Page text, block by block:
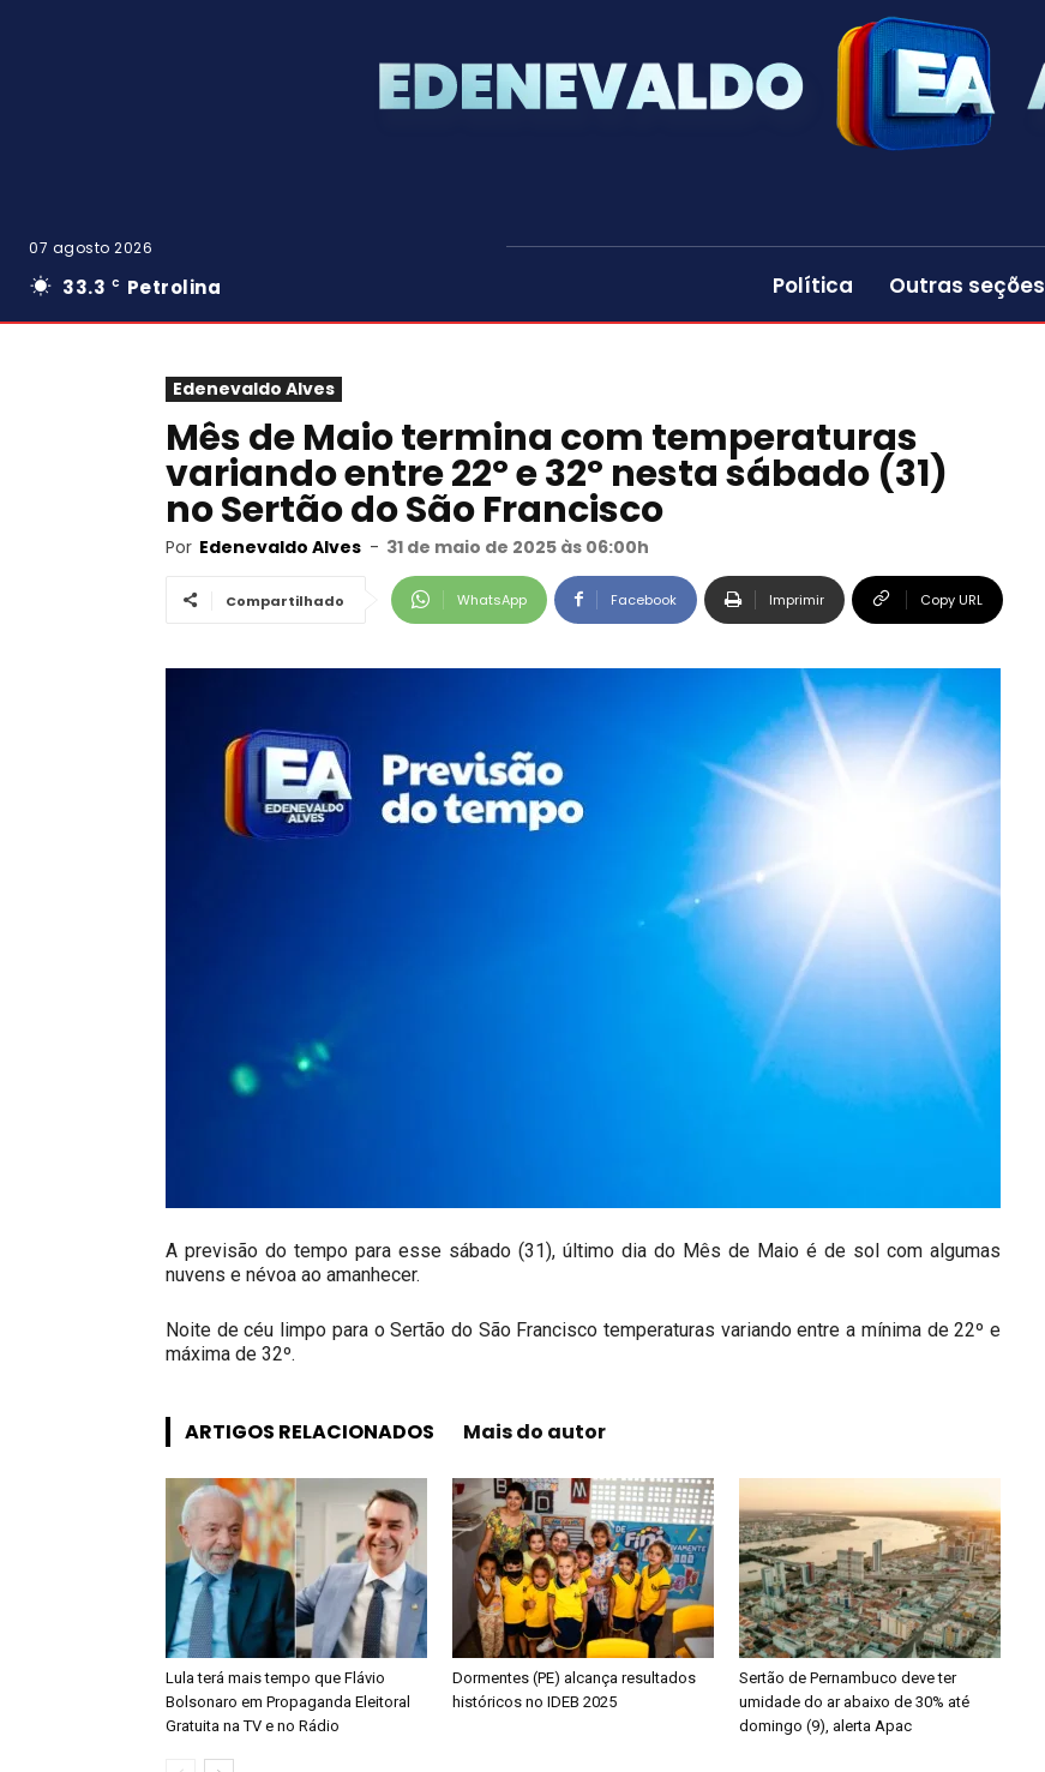
07 agosto 2026
33.3 C Petrolina Política Outras seções
Edenevaldo Alves
Mês de Maio termina com temperaturas
variando entre 22º e 32º nesta sábado (31)
no Sertão do São Francisco
Por Edenevaldo Alves - 31 de maio de 2025 às 06:00h
Compartilhado WhatsApp Facebook Imprimir Copy URL
A previsão do tempo para esse sábado (31), último dia do Mês de Maio é de sol com algumas
nuvens e névoa ao amanhecer.
Noite de céu limpo para o Sertão do São Francisco temperaturas variando entre a mínima de 22º e
máxima de 32º.
ARTIGOS RELACIONADOS Mais do autor
Lula terá mais tempo que Flávio
Bolsonaro em Propaganda Eleitoral
Gratuita na TV e no Rádio
Dormentes (PE) alcança resultados
históricos no IDEB 2025
Sertão de Pernambuco deve ter
umidade do ar abaixo de 30% até
domingo (9), alerta Apac